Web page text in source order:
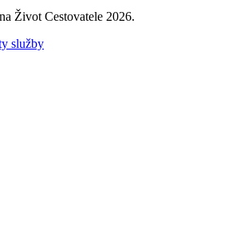
Život Cestovatele 2026.
služby